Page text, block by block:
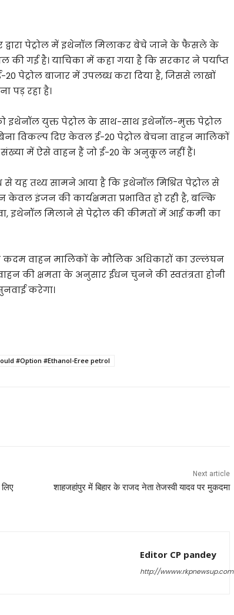
द्वारा पेट्रोल में इथेनॉल मिलाकर बेचे जाने के फैसले के
की गई है। याचिका में कहा गया है कि सरकार ने पर्याप्त
पेट्रोल बाजार में उपलब्ध करा दिया है, जिससे लाखों
पड़ रहा है।
इथेनॉल युक्त पेट्रोल के साथ-साथ इथेनॉल-मुक्त पेट्रोल
विकल्प दिए केवल ई-20 पेट्रोल बेचना वाहन मालिकों
में ऐसे वाहन हैं जो ई-20 के अनुकूल नहीं हैं।
से यह तथ्य सामने आया है कि इथेनॉल मिश्रित पेट्रोल से
इंजन की कार्यक्षमता प्रभावित हो रही है, बल्कि
इथेनॉल मिलाने से पेट्रोल की कीमतों में आई कमी का
कदम वाहन मालिकों के मौलिक अधिकारों का उल्लंघन
की क्षमता के अनुसार ईंधन चुनने की स्वतंत्रता होनी
करेगा।
#Option #Ethanol-Eree petrol
Next article
शाहजहांपुर में बिहार के राजद नेता तेजस्वी यादव पर मुकदमा
Editor CP pandey
http://wwww.rkpnewsup.com